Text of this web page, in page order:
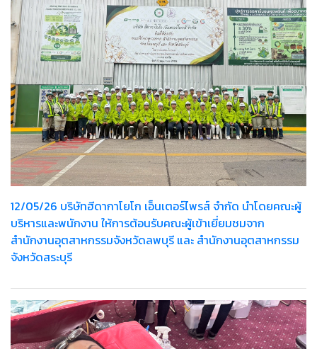
12/05/26 บริษัทฮีดากาโยโก เอ็นเตอร์ไพรส์ จำกัด นำโดยคณะผู้
บริหารและพนักงาน ให้การต้อนรับคณะผู้เข้าเยี่ยมชมจาก
สำนักงานอุตสาหกรรมจังหวัดลพบุรี และ สำนักงานอุตสาหกรรม
จังหวัดสระบุรี